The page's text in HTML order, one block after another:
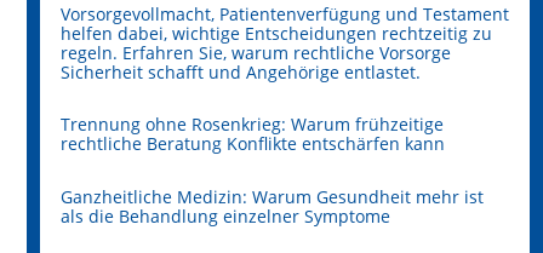
Vorsorgevollmacht, Patientenverfügung und Testament
helfen dabei, wichtige Entscheidungen rechtzeitig zu
regeln. Erfahren Sie, warum rechtliche Vorsorge
Sicherheit schafft und Angehörige entlastet.
Trennung ohne Rosenkrieg: Warum frühzeitige
rechtliche Beratung Konflikte entschärfen kann
Ganzheitliche Medizin: Warum Gesundheit mehr ist
als die Behandlung einzelner Symptome